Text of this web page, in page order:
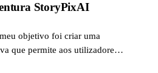
StoryPixAI
objetivo foi criar uma
que permite aos utilizadores